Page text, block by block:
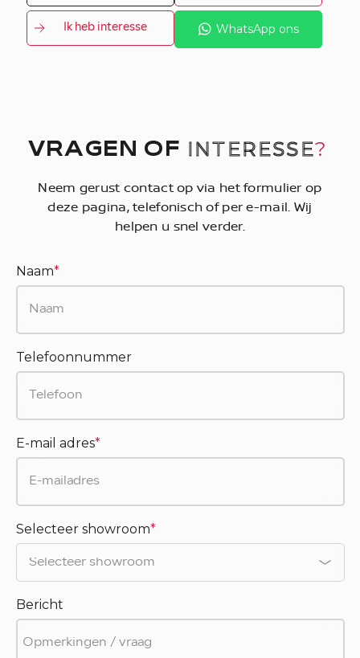
Ik heb interesse WhatsApp ons
VRAGEN OF INTERESSE?
Neem gerust contact op via het formulier op
deze pagina, telefonisch of per e-mail. Wij
helpen u snel verder.
Naam*
Telefoonnummer
E-mail adres*
Selecteer showroom*
Bericht